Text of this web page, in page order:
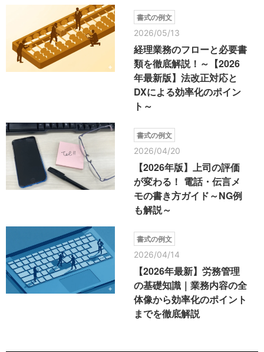
書式の例文
2026/05/13
経理業務のフローと必要書
類を徹底解説！～【2026
年最新版】法改正対応と
DXによる効率化のポイン
ト～
書式の例文
2026/04/20
【2026年版】上司の評価
が変わる！ 電話・伝言メ
モの書き方ガイド～NG例
も解説～
書式の例文
2026/04/14
【2026年最新】労務管理
の基礎知識｜業務内容の全
体像から効率化のポイント
までを徹底解説